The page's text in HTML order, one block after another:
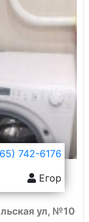
742-6176
Егор
ул, №10